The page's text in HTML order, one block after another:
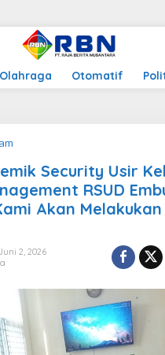
Olahraga Otomatif
r
k
a
i
o
m
k
Security Usir
RSUD
Akan Melakukan
2, 2026